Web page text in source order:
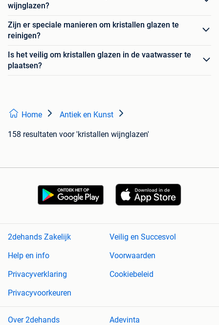
wijnglazen?
Zijn er speciale manieren om kristallen glazen te
reinigen?
Is het veilig om kristallen glazen in de vaatwasser te
plaatsen?
Home Antiek en Kunst
158 resultaten voor 'kristallen wijnglazen'
2dehands Zakelijk
Veilig en Succesvol
Help en info
Voorwaarden
Privacyverklaring
Cookiebeleid
Privacyvoorkeuren
Over 2dehands Adevinta